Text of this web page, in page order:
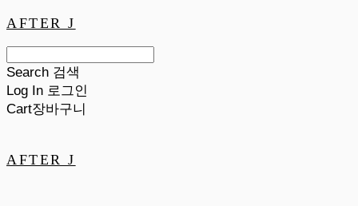
AFTER J
Search 검색
Log In 로그인
Cart장바구니
AFTER J